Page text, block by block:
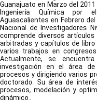
Guanajuato en Marzo del
Ingeniería Química por
Aguascalientes en Febrero
Nacional de Investigadores
comprende diversos
arbitradas y capítulos de
varios trabajos en
Actualmente, se
investigación en el área
procesos y dirigiendo varios
doctorado. Su área de
procesos, modelación y
dinámico..